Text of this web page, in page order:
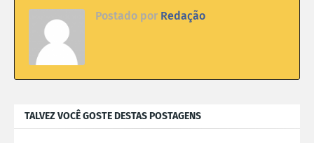
Postado por Redação
TALVEZ VOCÊ GOSTE DESTAS POSTAGENS